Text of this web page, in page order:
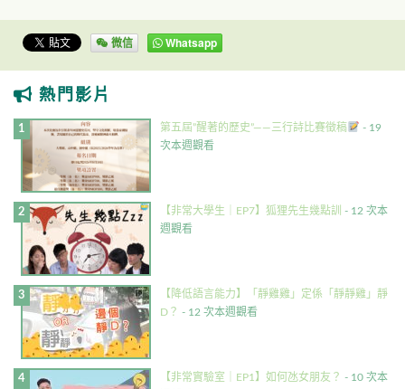
微信 Whatsapp
熱門影片
第五屆”醒著的歷史”——三行詩比賽徵稿
- 19
次本週觀看
【非常大學生｜EP7】狐狸先生幾點訓 - 12 次本
週觀看
【降低語言能力】「靜雞雞」定係「靜靜雞」靜
D？ - 12 次本週觀看
【非常實驗室｜EP1】如何氹女朋友？ - 10 次本